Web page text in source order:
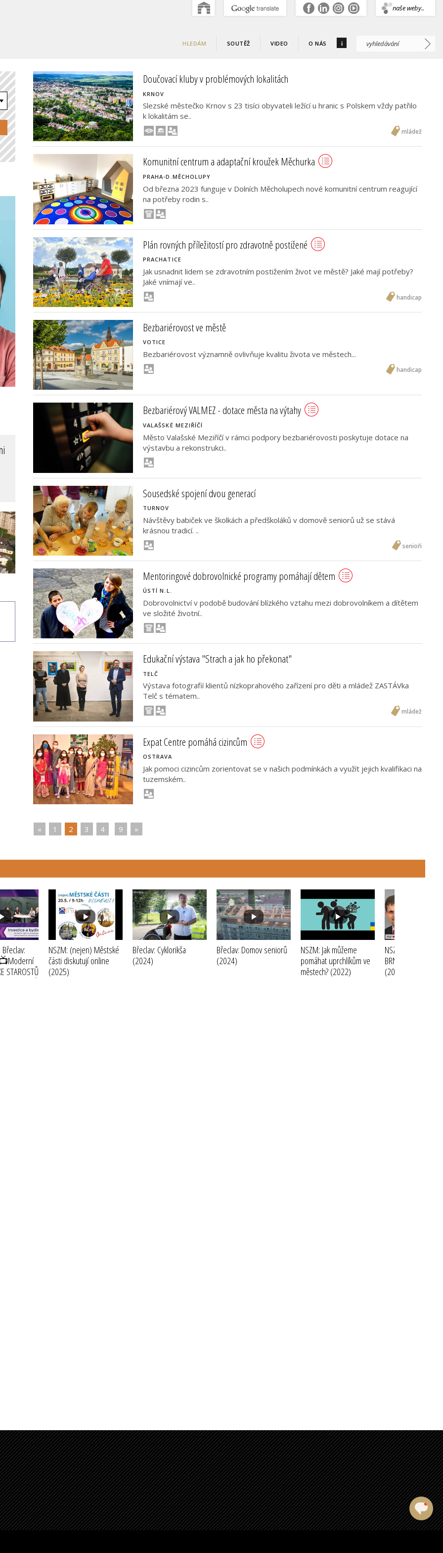
naše weby..
.
HLEDÁM SOUTĚŽ VIDEO O NÁS i
Doučovací kluby v problémových lokalitách
KRNOV
Slezské městečko Krnov s 23 tisíci obyvateli ležící u hranic s Polskem vždy patřilo
k lokalitám se..
mládež
Komunitní centrum a adaptační kroužek Měchurka
PRAHA-D.MĚCHOLUPY
Od března 2023 funguje v Dolních Měcholupech nové komunitní centrum reagující
na potřeby rodin s..
Plán rovných příležitostí pro zdravotně postižené
PRACHATICE
Jak usnadnit lidem se zdravotním postižením život ve městě? Jaké mají potřeby?
Jaké vnímají ve..
handicap
Bezbariérovost ve městě
VOTICE
Bezbariérovost významně ovlivňuje kvalitu života ve městech...
handicap
Bezbariérový VALMEZ - dotace města na výtahy
VALAŠSKÉ MEZIŘÍČÍ
Město Valašské Meziříčí v rámci podpory bezbariérovosti poskytuje dotace na
výstavbu a rekonstrukci..
Sousedské spojení dvou generací
TURNOV
Návštěvy babiček ve školkách a předškoláků v domově seniorů už se stává
krásnou tradicí. ..
senioři
Mentoringové dobrovolnické programy pomáhají dětem
ÚSTÍ N.L.
Dobrovolnictví v podobě budování blízkého vztahu mezi dobrovolníkem a dítětem
ve složité životní..
Edukační výstava "Strach a jak ho překonat"
TELČ
Výstava fotografií klientů nízkoprahového zařízení pro děti a mládež ZASTÁVka
Telč s tématem..
mládež
Expat Centre pomáhá cizincům
OSTRAVA
Jak pomoci cizincům zorientovat se v našich podmínkách a využít jejich kvalifikaci na
tuzemském..
« 1 2 3 4 9 »
STAROSTŮ
NSZM: (nejen) Městské
části diskutují online
(2025)
Břeclav: Cyklorikša
(2024)
Břeclav: Domov seniorů
(2024)
NSZM: Jak můžeme
pomáhat uprchlíkům ve
městech?(2022)
NSZM, Brno:
BRNO - Rodinná
(2022)